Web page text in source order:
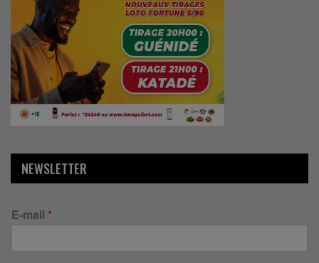
NEWSLETTER
E-mail *